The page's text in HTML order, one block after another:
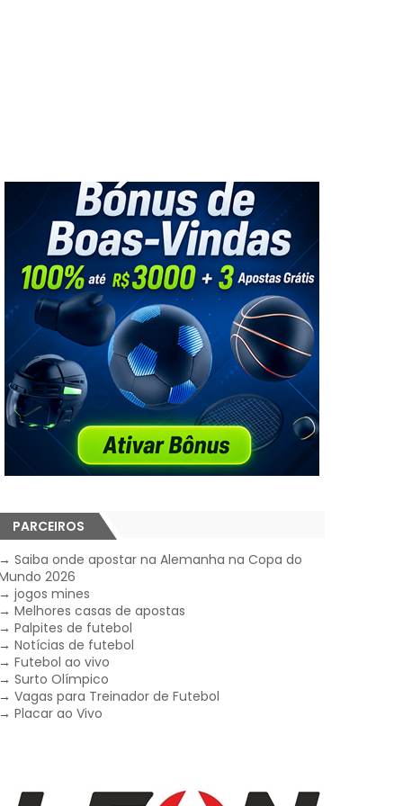
PARCEIROS
→Saiba onde apostar na Alemanha na Copa do
2026
→jogos mines
→Melhores casas de apostas
→Palpites de futebol
→Notícias de futebol
→Futebol ao vivo
→Surto Olímpico
→Vagas para Treinador de Futebol
→Placar ao Vivo